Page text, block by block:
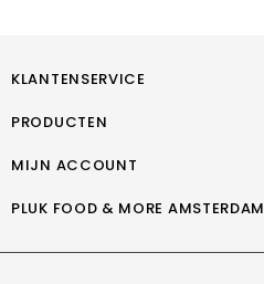
KLANTENSERVICE
PRODUCTEN
MIJN ACCOUNT
PLUK FOOD & MORE AMSTERDAM